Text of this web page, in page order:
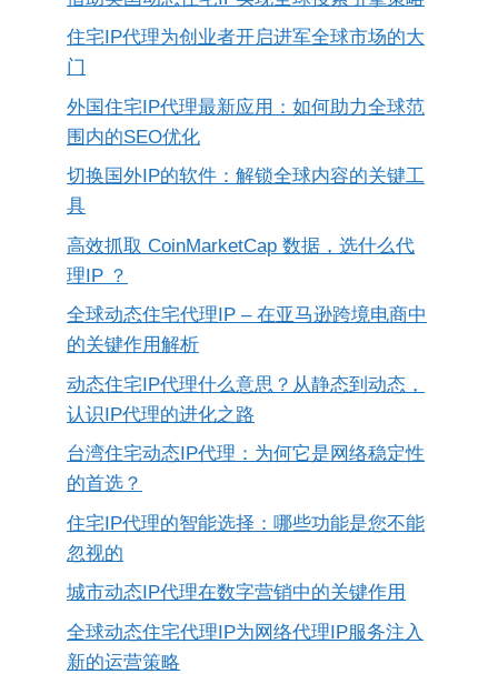
住宅IP代理为创业者开启进军全球市场的大
门
外国住宅IP代理最新应用：如何助力全球范
围内的SEO优化
切换国外IP的软件：解锁全球内容的关键工
具
高效抓取 CoinMarketCap 数据，选什么代
理IP ？
全球动态住宅代理IP – 在亚马逊跨境电商中
的关键作用解析
动态住宅IP代理什么意思？从静态到动态，
认识IP代理的进化之路
台湾住宅动态IP代理：为何它是网络稳定性
的首选？
住宅IP代理的智能选择：哪些功能是您不能
忽视的
城市动态IP代理在数字营销中的关键作用
全球动态住宅代理IP为网络代理IP服务注入
新的运营策略